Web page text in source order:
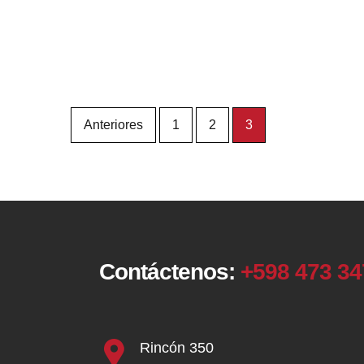
Paginación
Anteriores 1 2 3
Contáctenos: +598 473
Rincón 350